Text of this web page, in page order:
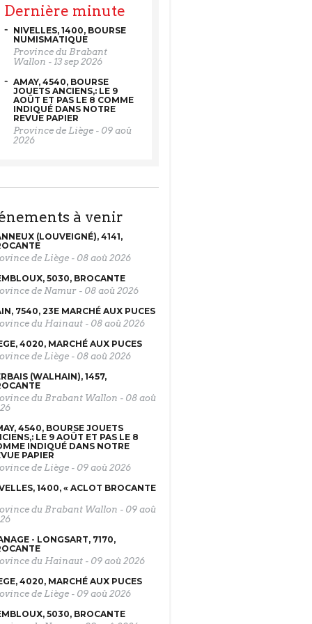
Dernière minute
NIVELLES, 1400, BOURSE
NUMISMATIQUE
Province du Brabant
Wallon - 13 sep 2026
AMAY, 4540, BOURSE
JOUETS ANCIENS,: LE 9
AOÛT ET PAS LE 8 COMME
INDIQUÉ DANS NOTRE
REVUE PAPIER
Province de Liège- 09 aoû
2026
à venir
(LOUVEIGNÉ), 4141,
de Liège- 08 aoû 2026
5030, BROCANTE
de Namur- 08 aoû 2026
7540, 23E MARCHÉ AUX PUCES
du Hainaut- 08 aoû 2026
4020, MARCHÉ AUX PUCES
de Liège- 08 aoû 2026
(WALHAIN), 1457,
du Brabant Wallon - 08 aoû
4540, BOURSE JOUETS
LE 9 AOÛT ET PAS LE 8
INDIQUÉ DANS NOTRE
PAPIER
de Liège- 09 aoû 2026
1400, « ACLOT BROCANTE
du Brabant Wallon - 09 aoû
- LONGSART, 7170,
du Hainaut- 09 aoû 2026
4020, MARCHÉ AUX PUCES
de Liège- 09 aoû 2026
5030, BROCANTE